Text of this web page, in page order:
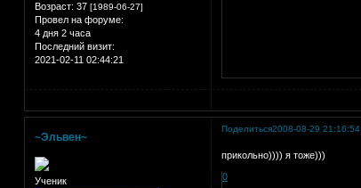
Возраст: 37 [1989-06-27]
Провел на форуме:
4 дня 2 часа
Последний визит:
2021-02-11 02:44:21
Поделиться2008-08-29 21:16:54
~Эльвен~
Ученик
прикольно)))) я тоже)))
0